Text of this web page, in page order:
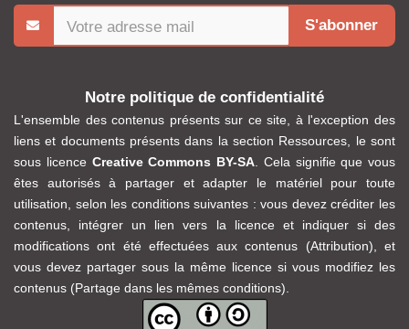
S'abonner
Notre politique de confidentialité
L'ensemble des contenus présents sur ce site, à l'exception des
liens et documents présents dans la section Ressources, le sont
sous licence Creative Commons BY-SA. Cela signifie que vous
êtes autorisés à partager et adapter le matériel pour toute
utilisation, selon les conditions suivantes : vous devez créditer les
contenus, intégrer un lien vers la licence et indiquer si des
modifications ont été effectuées aux contenus (Attribution), et
vous devez partager sous la même licence si vous modifiez les
contenus (Partage dans les mêmes conditions).